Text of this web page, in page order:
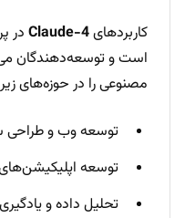
کاربردهایClaude-4 در
است و توسعه‌دهندگان
مصنوعی را در حوزه‌های
توسعه وب و طراحی
توسعه
تحلیل داده و